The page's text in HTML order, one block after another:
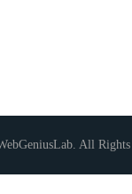
All Rights